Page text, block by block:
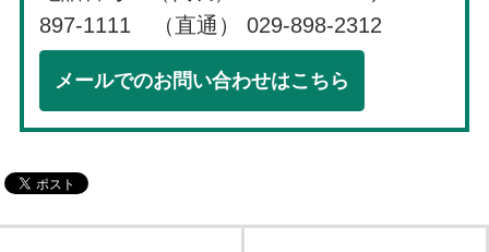
897-1111 （直通） 029-898-2312
メールでのお問い合わせはこちら